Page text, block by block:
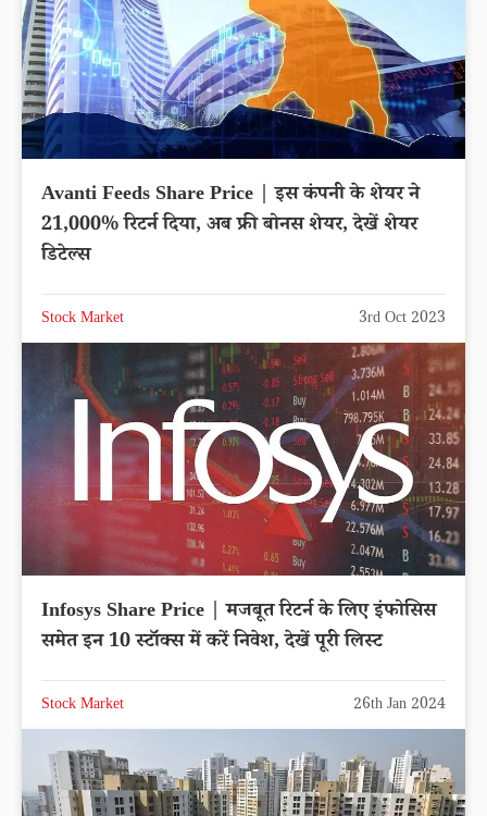
Avanti Feeds Share Price | इस कंपनी के शेयर ने
21,000% रिटर्न दिया, अब फ्री बोनस शेयर, देखें शेयर
डिटेल्स
Stock Market 3rd Oct 2023
Infosys Share Price | मजबूत रिटर्न के लिए इंफोसिस
समेत इन 10 स्टॉक्स में करें निवेश, देखें पूरी लिस्ट
Stock Market 26th Jan 2024